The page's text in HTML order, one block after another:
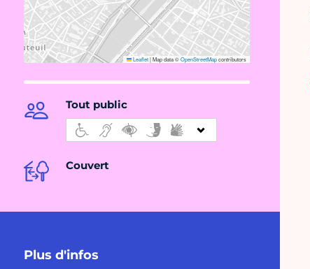
Leaflet|Map data ©OpenStreetMapcontributors
Tout public
Couvert
Plus d'infos